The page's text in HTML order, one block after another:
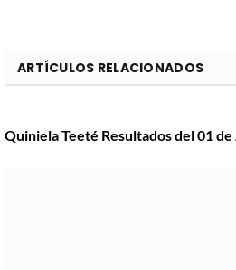
ARTÍCULOS RELACIONADOS
Quiniela Teeté Resultados del 01